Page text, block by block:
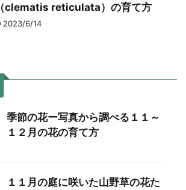
（clematis reticulata）の育て方
2023/6/14
季節の花ー写真から調べる１１～
１２月の花の育て方
１１月の庭に咲いた山野草の花た